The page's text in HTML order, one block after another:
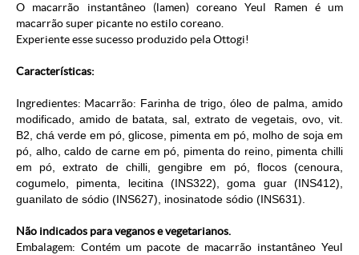
O macarrão instantâneo (lamen) coreano Yeul Ramen é um
macarrão super picante no estilo coreano.
Experiente esse sucesso produzido pela Ottogi!
Características:
Ingredientes: Macarrão: Farinha de trigo, óleo de palma, amido
modificado, amido de batata, sal, extrato de vegetais, ovo, vit.
B2, chá verde em pó, glicose, pimenta em pó, molho de soja em
pó, alho, caldo de carne em pó, pimenta do reino, pimenta chilli
em pó, extrato de chilli, gengibre em pó, flocos (cenoura,
cogumelo, pimenta, lecitina (INS322), goma guar (INS412),
guanilato de sódio (INS627), inosinatode sódio (INS631).
Não indicados para veganos e vegetarianos.
Embalagem: Contém um pacote de macarrão instantâneo Yeul